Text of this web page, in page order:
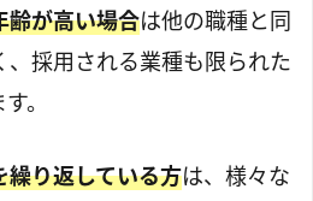
齢が高い場合は他の職種と同
、採用される業種も限られた
。
繰り返している方は、様々な